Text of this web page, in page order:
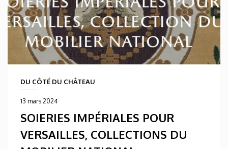
DU CÔTÉ DU CHÂTEAU
13 mars 2024
SOIERIES IMPÉRIALES POUR
VERSAILLES, COLLECTIONS DU